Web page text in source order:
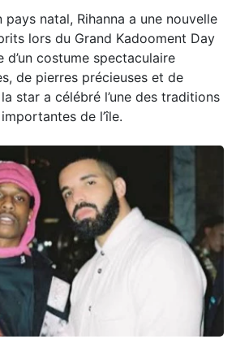
natal, Rihanna a une nouvelle
lors du Grand Kadooment Day
d’un costume spectaculaire
de pierres précieuses et de
star a célébré l’une des traditions
de l’île.